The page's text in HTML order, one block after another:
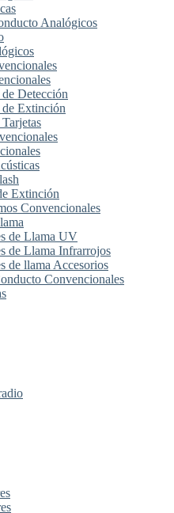
Analógicos
Detección
de Extinción
Extinción
Convencionales
de Llama UV
de Llama Infrarrojos
de llama Accesorios
Convencionales